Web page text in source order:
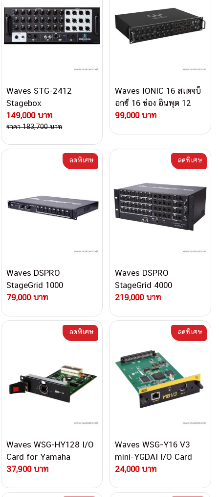
Waves STG-2412
Stagebox
149,000 บาท
ราคา 183,700 บาท
Waves IONIC 16 สเตจบ็
อกซ์ 16 ช่อง อินพุต 12
ช่อง เอาต์พุต
99,000 บาท
Waves DSPRO
StageGrid 1000
79,000 บาท
ลดพิเศษ
Waves DSPRO
StageGrid 4000
219,000 บาท
ลดพิเศษ
Waves WSG-HY128 I/O
Card for Yamaha
RIVAGE PM Consoles
37,900 บาท
ลดพิเศษ
Waves WSG-Y16 V3
mini-YGDAI I/O Card
24,000 บาท
ลดพิเศษ